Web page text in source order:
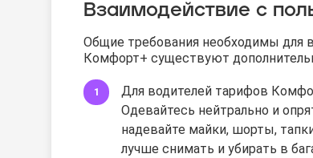
Взаимодействие с
Общие требования необходимы для
Комфорт+ существуют
Для водителей тарифов
Одевайтесь нейтрально и
надевайте майки, шорты,
лучше снимать и убирать в